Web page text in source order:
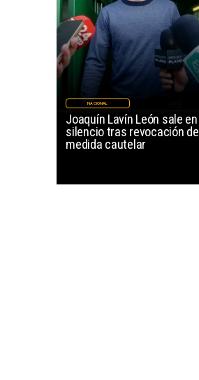
Joaquín Lavín León sale en
silencio tras revocación de
medida cautelar
NACIONAL